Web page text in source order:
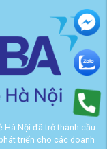
Hà Nội đã trở thành cầu
triển cho các doanh